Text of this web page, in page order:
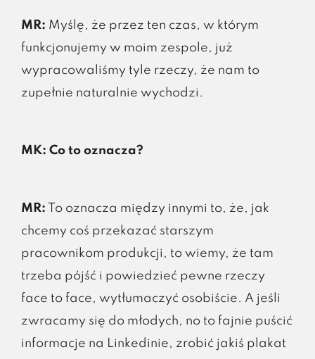
MR: Myślę, że przez ten czas, w którym
funkcjonujemy w moim zespole, już
wypracowaliśmy tyle rzeczy, że nam to
zupełnie naturalnie wychodzi.
MK: Co to oznacza?
MR: To oznacza między innymi to, że, jak
chcemy coś przekazać starszym
pracownikom produkcji, to wiemy, że tam
trzeba pójść i powiedzieć pewne rzeczy
face to face, wytłumaczyć osobiście. A jeśli
zwracamy się do młodych, no to fajnie puścić
informacje na Linkedinie, zrobić jakiś plakat